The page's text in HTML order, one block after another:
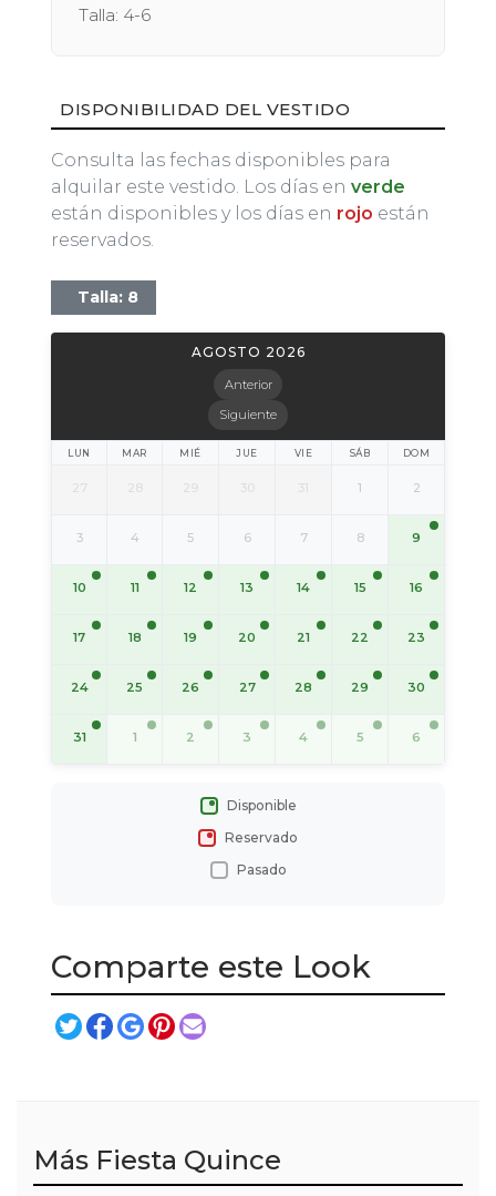
Talla: 4-6
DISPONIBILIDAD DEL VESTIDO
Consulta las fechas disponibles para
alquilar este vestido. Los días en verde
están disponibles y los días en rojo están
reservados.
Talla: 8
Anterior
AGOSTO 2026
Siguiente
LUN MAR MIÉ JUE VIE SÁB DOM
27 28 29 30 31 1 2
3 4 5 6 7 8 9
10 11 12 13 14 15 16
17 18 19 20 21 22 23
24 25 26 27 28 29 30
31 1 2 3 4 5 6
Disponible
Reservado
Pasado
Comparte este Look
Más Fiesta Quince